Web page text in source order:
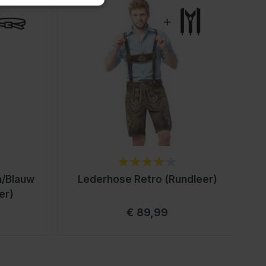
Blauw
Lederhose Retro (Rundleer)
€ 89,99